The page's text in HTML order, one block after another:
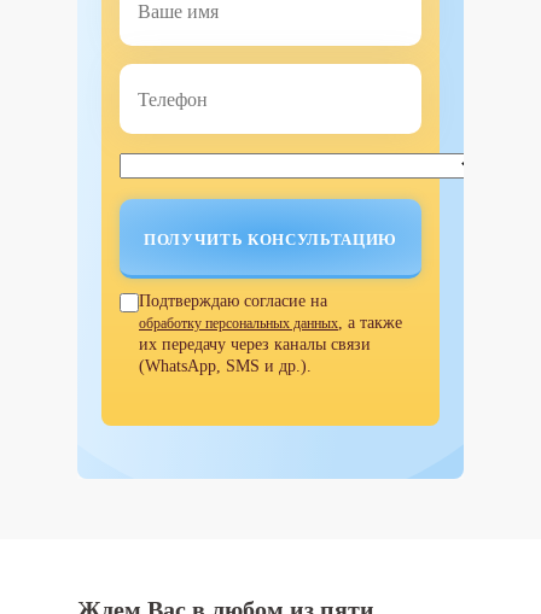
Подтверждаю согласие на
обработку персональных данных, а также
их передачу через каналы связи
(WhatsApp, SMS и др.).